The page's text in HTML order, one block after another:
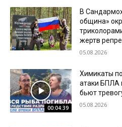
В
община»
жертв
05.08.2026
00:04:39
Химикаты
атаки БПЛА
бьют
05.08.2026